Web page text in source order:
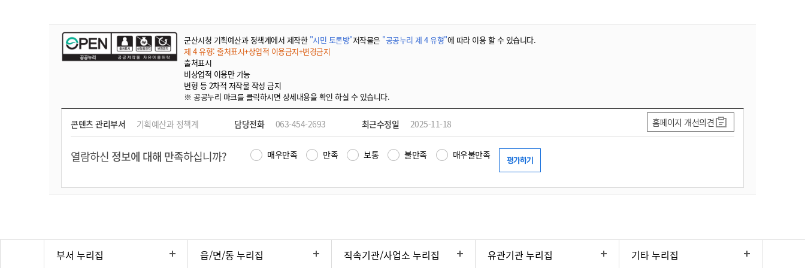
군산시청 기획예산과 정책계에서 제작한 "시민 토론방"저작물은 "공공누리 제 4 유형"에 따라 이용 할 수 있습니다.
제 4 유형: 출처표시+상업적 이용금지+변경금지
출처표시
비상업적 이용만 가능
변형 등 2차적 저작물 작성 금지
※ 공공누리 마크를 클릭하시면 상세내용을 확인 하실 수 있습니다.
콘텐츠 관리부서 기획예산과 정책계 담당전화 063-454-2693 최근수정일 2025-11-18 홈페이지 개선의견
열람하신 정보에 대해 만족하십니까? 매우만족 만족 보통 불만족 매우불만족
부서 누리집 읍/면/동 누리집 직속기관/사업소 누리집 유관기관 누리집 기타 누리집